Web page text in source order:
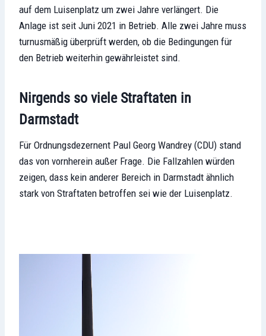
auf dem Luisenplatz um zwei Jahre verlängert. Die
Anlage ist seit Juni 2021 in Betrieb. Alle zwei Jahre muss
turnusmäßig überprüft werden, ob die Bedingungen für
den Betrieb weiterhin gewährleistet sind.
Nirgends so viele Straftaten in
Darmstadt
Für Ordnungsdezernent Paul Georg Wandrey (CDU) stand
das von vornherein außer Frage. Die Fallzahlen würden
zeigen, dass kein anderer Bereich in Darmstadt ähnlich
stark von Straftaten betroffen sei wie der Luisenplatz.